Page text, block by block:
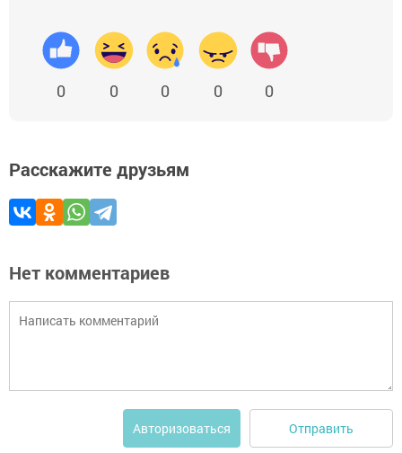
0 0 0 0 0
Расскажите друзьям
Нет комментариев
Авторизоваться Отправить